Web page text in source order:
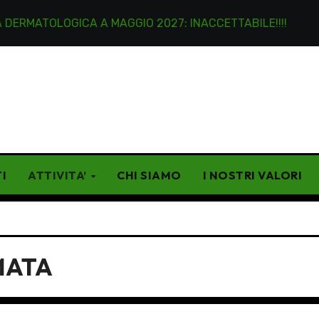
A MAGGIO 2027: INACCETTABILE!!!! Lettere
ATTIVITA’ CHI SIAMO I NOSTRI VALORI